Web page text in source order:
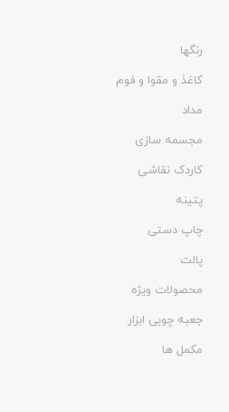
رنگها
کاغذ و مقوا و فوم
مداد
مجسمه سازی
کاردک نقاشی
پتینه
چاپ دستی
پالت
محصولات ویژه
جعبه چوبی ابزار
مکمل ها